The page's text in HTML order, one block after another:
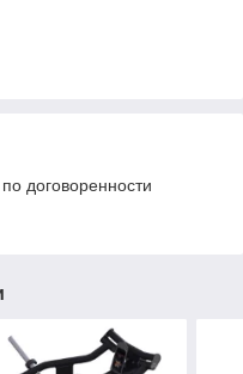
договоренности